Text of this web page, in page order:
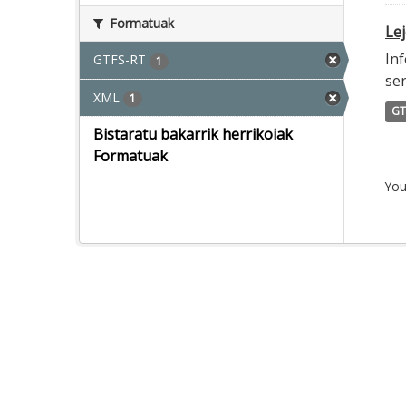
Formatuak
GTFS-RT 1
XML 1
Bistaratu bakarrik herrikoiak
Formatuak